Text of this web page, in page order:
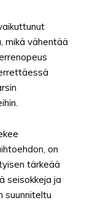
mikä vähentää
on
tärkeää
seisokkeja ja
suunniteltu